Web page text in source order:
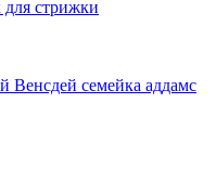
стрижки
Венсдей семейка аддамс